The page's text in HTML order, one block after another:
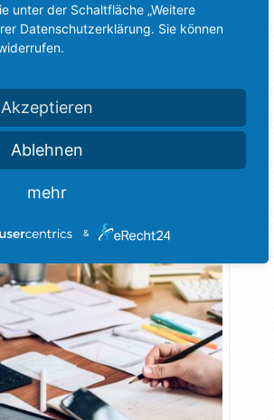
MARKETING SO WIRKSAM
Affiliate Marketing? Jeder
auch nur unterbewusst. Beim
unter der Schaltfläche „Weitere
Datenschutzerklärung. Sie können
Akzeptieren
Ablehnen
mehr
&